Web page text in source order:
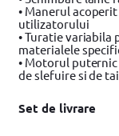
• Manerul
utilizatorului
• Turatie
materialele
• Motorul
de slefuire si de
Set de livrare